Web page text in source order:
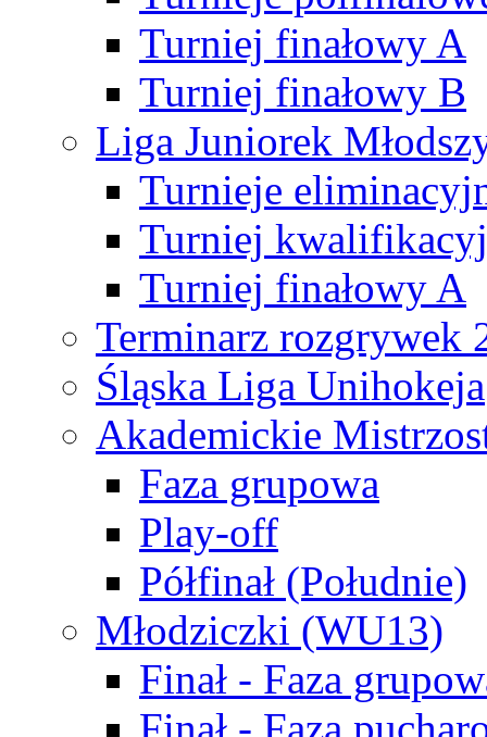
Turniej finałowy A
Turniej finałowy B
Liga Juniorek
Turnieje
Turniej
Turniej finałowy A
Terminarz rozgrywek
Śląska Liga Unihokeja
Akademickie
Faza grupowa
Play-off
Półfinał (Południe)
Młodziczki (WU13)
Finał - Faza
Finał - Faza